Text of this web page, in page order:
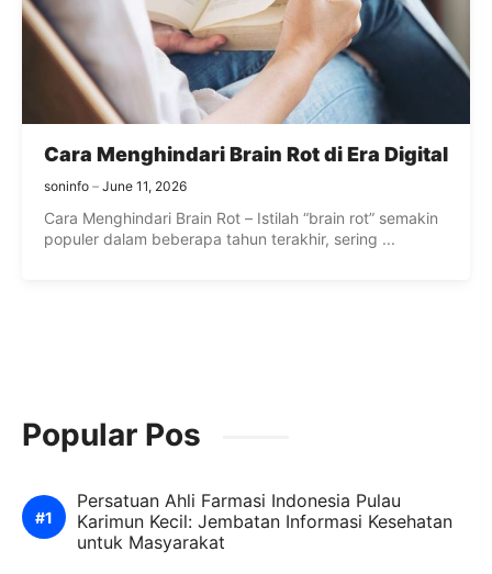
Cara Menghindari Brain Rot di Era Digital
soninfo June 11, 2026
Cara Menghindari Brain Rot – Istilah “brain rot” semakin
populer dalam beberapa tahun terakhir, sering ...
Popular Pos
Persatuan Ahli Farmasi Indonesia Pulau
Karimun Kecil: Jembatan Informasi Kesehatan
untuk Masyarakat